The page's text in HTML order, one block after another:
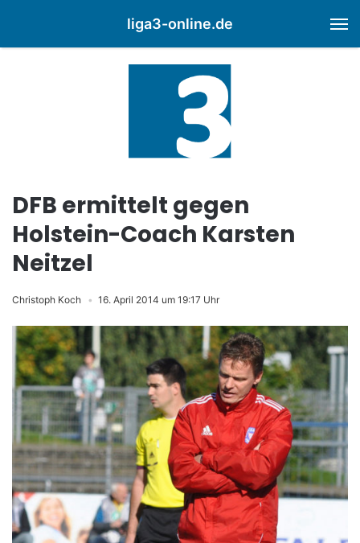
liga3-online.de
DFB ermittelt gegen
Holstein-Coach Karsten
Neitzel
Christoph Koch 16. April 2014 um 19:17 Uhr